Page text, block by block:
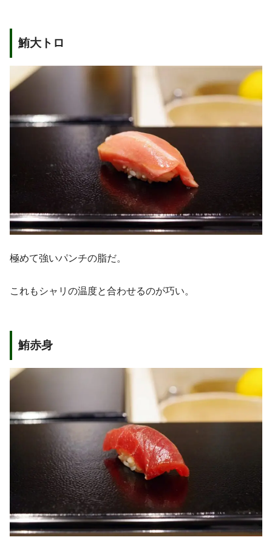
鮪大トロ
極めて強いパンチの脂だ。
これもシャリの温度と合わせるのが巧い。
鮪赤身